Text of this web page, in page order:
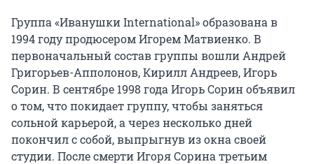
Группа «Иванушки International» образована в
1994 году продюсером Игорем Матвиенко. В
первоначальный состав группы вошли Андрей
Григорьев-Апполонов, Кирилл Андреев, Игорь
Сорин. В сентябре 1998 года Игорь Сорин объявил
о том, что покидает группу, чтобы заняться
сольной карьерой, а через несколько дней
покончил с собой, выпрыгнув из окна своей
студии. После смерти Игоря Сорина третьим